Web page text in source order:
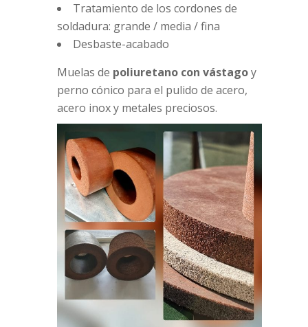
Tratamiento de los cordones de
soldadura: grande / media / fina
Desbaste-acabado
Muelas de poliuretano con vástagoy
perno cónico para el pulido de acero,
acero inox y metales preciosos.